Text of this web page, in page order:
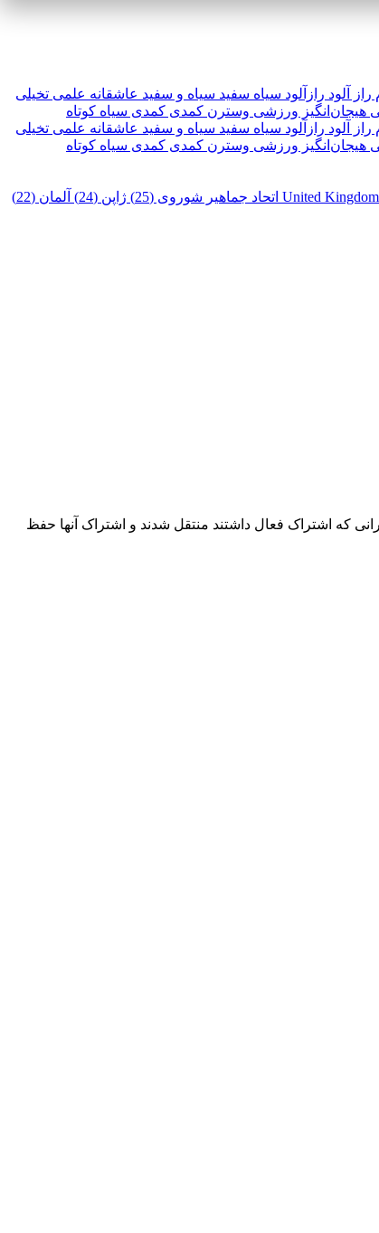
راز آلود رازآلود سیاه سفید سیاه و سفید عاشقانه علمی تخیلی
هیجان‌انگیز ورزشی وسترن کمدی کمدی سیاه کوتاه
راز آلود رازآلود سیاه سفید سیاه و سفید عاشقانه علمی تخیلی
هیجان‌انگیز ورزشی وسترن کمدی کمدی سیاه کوتاه
United اتحاد جماهیر شوروی (25) ژاپن (24)
آلمان (22)
که اشتراک فعال داشتند منتقل شدند و اشتراک آنها حفظ